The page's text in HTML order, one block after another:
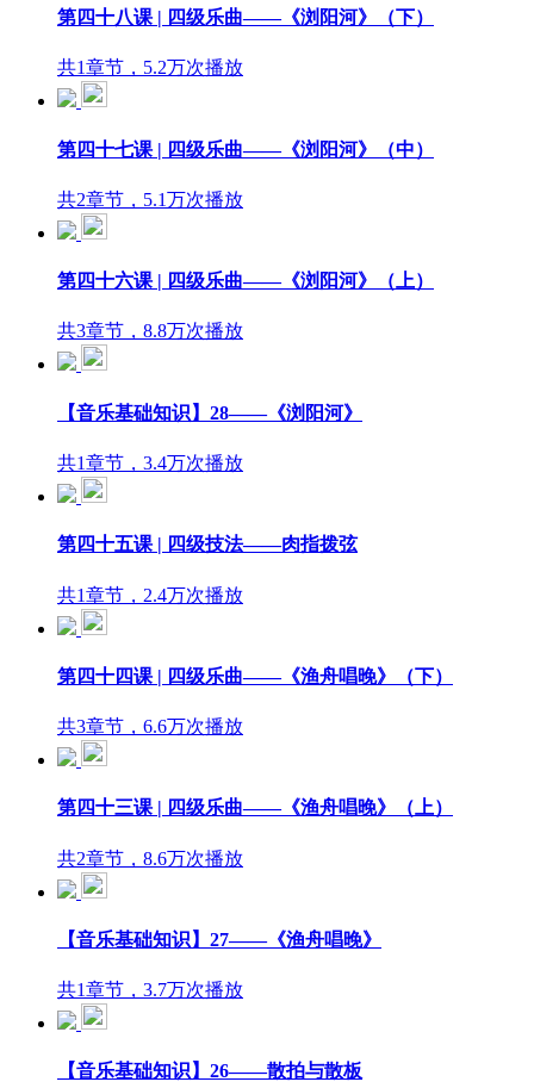
第四十八课 | 四级乐曲——《浏阳河》（下）
共1章节，5.2万次播放
第四十七课 | 四级乐曲——《浏阳河》（中）
共2章节，5.1万次播放
第四十六课 | 四级乐曲——《浏阳河》（上）
共3章节，8.8万次播放
【音乐基础知识】28——《浏阳河》
共1章节，3.4万次播放
第四十五课 | 四级技法——肉指拨弦
共1章节，2.4万次播放
第四十四课 | 四级乐曲——《渔舟唱晚》（下）
共3章节，6.6万次播放
第四十三课 | 四级乐曲——《渔舟唱晚》（上）
共2章节，8.6万次播放
【音乐基础知识】27——《渔舟唱晚》
共1章节，3.7万次播放
【音乐基础知识】26——散拍与散板